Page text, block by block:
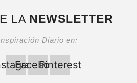
LA NEWSLETTER
Diario en:
Facebook
Pinterest